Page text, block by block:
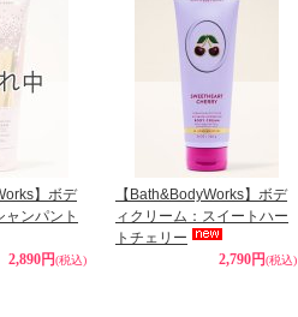
】ボデ
ャンパント
2,890円(税込)
【Bath&BodyWorks】ボデ
ィクリーム：スイートハー
トチェリー
2,790円(税込)